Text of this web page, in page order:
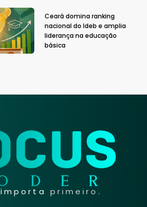
Ceará domina ranking
nacional do Ideb e amplia
liderança na educação
básica
importa primeiro.